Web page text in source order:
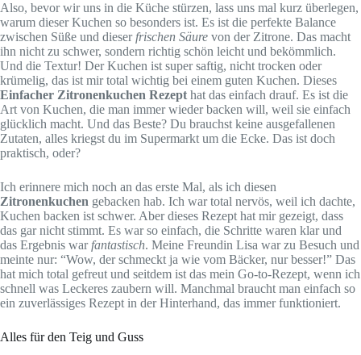
Also, bevor wir uns in die Küche stürzen, lass uns mal kurz überlegen,
warum dieser Kuchen so besonders ist. Es ist die perfekte Balance
zwischen Süße und dieser frischen Säure von der Zitrone. Das macht
ihn nicht zu schwer, sondern richtig schön leicht und bekömmlich.
Und die Textur! Der Kuchen ist super saftig, nicht trocken oder
krümelig, das ist mir total wichtig bei einem guten Kuchen. Dieses
Einfacher Zitronenkuchen Rezept hat das einfach drauf. Es ist die
Art von Kuchen, die man immer wieder backen will, weil sie einfach
glücklich macht. Und das Beste? Du brauchst keine ausgefallenen
Zutaten, alles kriegst du im Supermarkt um die Ecke. Das ist doch
praktisch, oder?
Ich erinnere mich noch an das erste Mal, als ich diesen
Zitronenkuchen gebacken hab. Ich war total nervös, weil ich dachte,
Kuchen backen ist schwer. Aber dieses Rezept hat mir gezeigt, dass
das gar nicht stimmt. Es war so einfach, die Schritte waren klar und
das Ergebnis war fantastisch. Meine Freundin Lisa war zu Besuch und
meinte nur: “Wow, der schmeckt ja wie vom Bäcker, nur besser!” Das
hat mich total gefreut und seitdem ist das mein Go-to-Rezept, wenn ich
schnell was Leckeres zaubern will. Manchmal braucht man einfach so
ein zuverlässiges Rezept in der Hinterhand, das immer funktioniert.
Alles für den Teig und Guss